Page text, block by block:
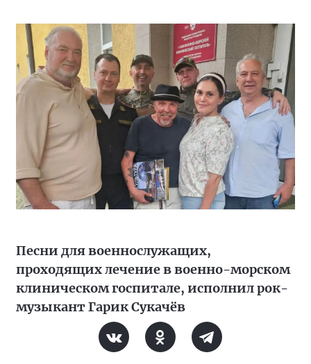
Песни для военнослужащих,
проходящих лечение в военно-морском
клиническом госпитале, исполнил рок-
музыкант Гарик Сукачёв